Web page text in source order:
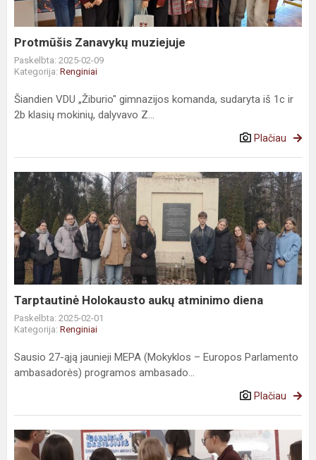
Protmūšis Zanavykų muziejuje
Paskelbta: 2025-02-09
Kategorija: Renginiai
Šiandien VDU „Žiburio" gimnazijos komanda, sudaryta iš 1c ir
2b klasių mokinių, dalyvavo Z...
Plačiau
Tarptautinė Holokausto aukų atminimo diena
Paskelbta: 2025-02-01
Kategorija: Renginiai
Sausio 27-ąją jaunieji MEPA (Mokyklos – Europos Parlamento
ambasadorės) programos ambasado...
Plačiau